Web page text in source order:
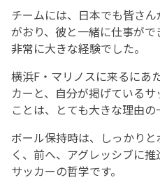
チームには、日本でも皆さ
がおり、彼と一緒に仕事が
非常に大きな経験でした。
横浜F・マリノスに来るにあ
カーと、自分が掲げている
ことは、とても大きな理由の
ボール保持時は、しっかり
く、前へ、アグレッシブに
サッカーの哲学です。